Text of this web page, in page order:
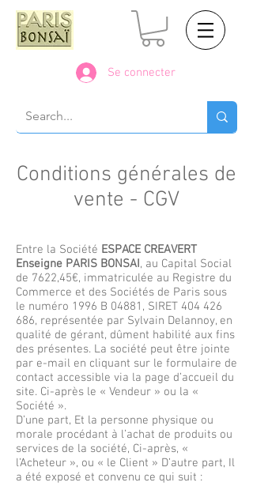
Se connecter
Conditions générales de
vente - CGV
Entre la Société ESPACE CREAVERT
Enseigne PARIS BONSAI, au Capital Social
de 7622,45€, immatriculée au Registre du
Commerce et des Sociétés de Paris sous
le numéro 1996 B 04881, SIRET 404 426
686, représentée par Sylvain Delannoy, en
qualité de gérant, dûment habilité aux fins
des présentes. La société peut être jointe
par e-mail en cliquant sur le formulaire de
contact accessible via la page d’accueil du
site. Ci-après le « Vendeur » ou la «
Société ».
D’une part, Et la personne physique ou
morale procédant à l’achat de produits ou
services de la société, Ci-après, «
l’Acheteur », ou « le Client » D’autre part, Il
a été exposé et convenu ce qui suit :